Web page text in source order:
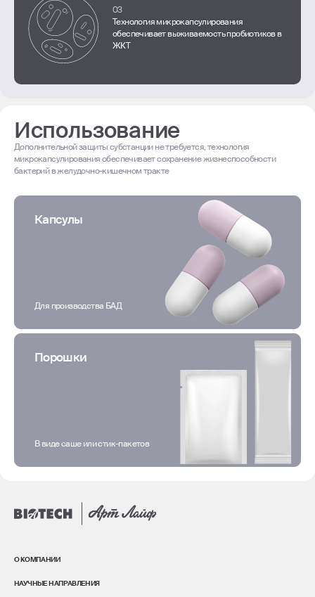
03
Технология микрокапсулирования
обеспечивает выживаемость пробиотиков в
ЖКТ
Использование
Дополнительной защиты субстанции не требуется, технология
микрокапсулирования обеспечивает сохранение жизнеспособности
бактерий в желудочно-кишечном тракте
Капсулы
Для производства БАД
Порошки
В виде саше или стик-пакетов
О КОМПАНИИ
НАУЧНЫЕ НАПРАВЛЕНИЯ